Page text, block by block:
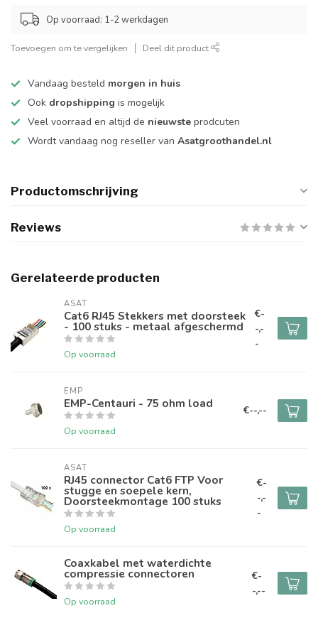
Op voorraad: 1-2 werkdagen
Toevoegen om te vergelijken Deel dit product
Vandaag besteld morgen in huis
Ook dropshipping is mogelijk
Veel voorraad en altijd de nieuwste prodcuten
Wordt vandaag nog reseller van Asatgroothandel.nl
Productomschrijving
Reviews
Gerelateerde producten
ASAT
Cat6 RJ45 Stekkers met doorsteek
- 100 stuks - metaal afgeschermd
Op voorraad
€-
-,-
-
EMP
EMP-Centauri - 75 ohm load
Op voorraad
€--,--
ASAT
RJ45 connector Cat6 FTP Voor
stugge en soepele kern,
Doorsteekmontage 100 stuks
Op voorraad
€-
-,-
-
Coaxkabel met waterdichte
compressie connectoren
Op voorraad
€-
-,--